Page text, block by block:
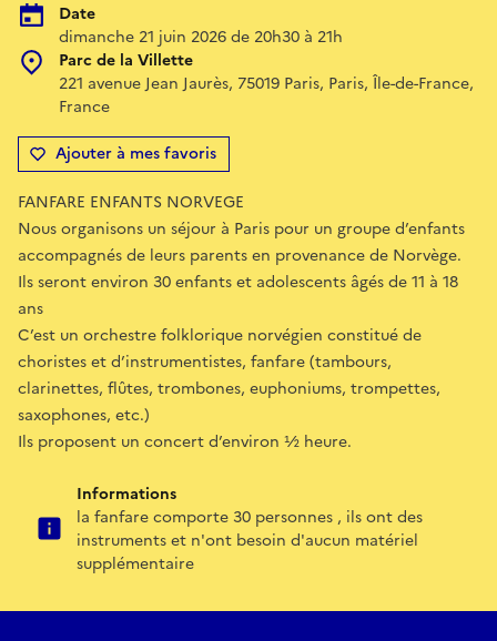
Date
dimanche 21 juin 2026 de 20h30 à 21h
Parc de la Villette
221 avenue Jean Jaurès, 75019 Paris, Paris, Île-de-France,
France
Ajouter à mes favoris
FANFARE ENFANTS NORVEGE
Nous organisons un séjour à Paris pour un groupe d’enfants
accompagnés de leurs parents en provenance de Norvège.
Ils seront environ 30 enfants et adolescents âgés de 11 à 18
ans
C’est un orchestre folklorique norvégien constitué de
choristes et d’instrumentistes, fanfare (tambours,
clarinettes, flûtes, trombones, euphoniums, trompettes,
saxophones, etc.)
Ils proposent un concert d’environ ½ heure.
Informations
la fanfare comporte 30 personnes , ils ont des
instruments et n'ont besoin d'aucun matériel
supplémentaire